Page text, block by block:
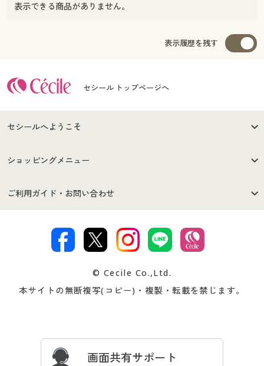
表示できる商品がありません。
表示履歴を残す
セシール トップページへ
セシールへようこそ
はじめての方へ
セシールご利用規約
著作権・商標について 会社案内
ショッピングメニュー
商品カテゴリ
プレゼント＆キャンペーン サイトマップ
ご利用ガイド・お問い合わせ
交換・返品は お支払は
ついて
忘れの場合
© Cecile Co.,Ltd.
本サイトの無断複写(コピー)・複製・転載を禁じます。
画面共有サポート